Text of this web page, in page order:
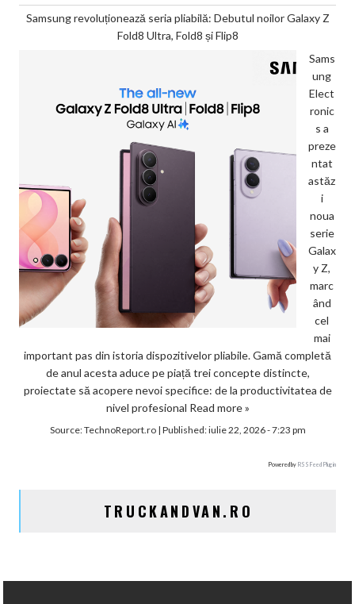
Samsung revoluționează seria pliabilă: Debutul noilor Galaxy Z
Fold8 Ultra, Fold8 și Flip8
Sams
ung
Elect
ronic
s a
preze
ntat
astăz
i
noua
serie
Galax
y Z,
marc
ând
cel
mai
important pas din istoria dispozitivelor pliabile. Gamă completă
de anul acesta aduce pe piață trei concepte distincte,
proiectate să acopere nevoi specifice: de la productivitatea de
nivel profesional Read more »
Source:TechnoReport.ro| Published:iulie 22, 2026 - 7:23 pm
Powered by RSS Feed Plugin
TRUCKANDVAN.RO